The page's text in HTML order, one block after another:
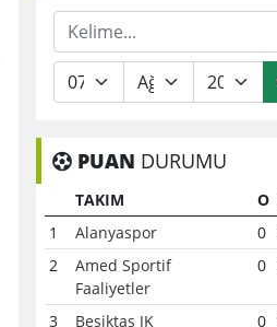
PUAN DURUMU
TAKIM O
1
Alanyaspor 0
2
Amed Sportif
Faaliyetler
0
3 Beşiktaş JK 0